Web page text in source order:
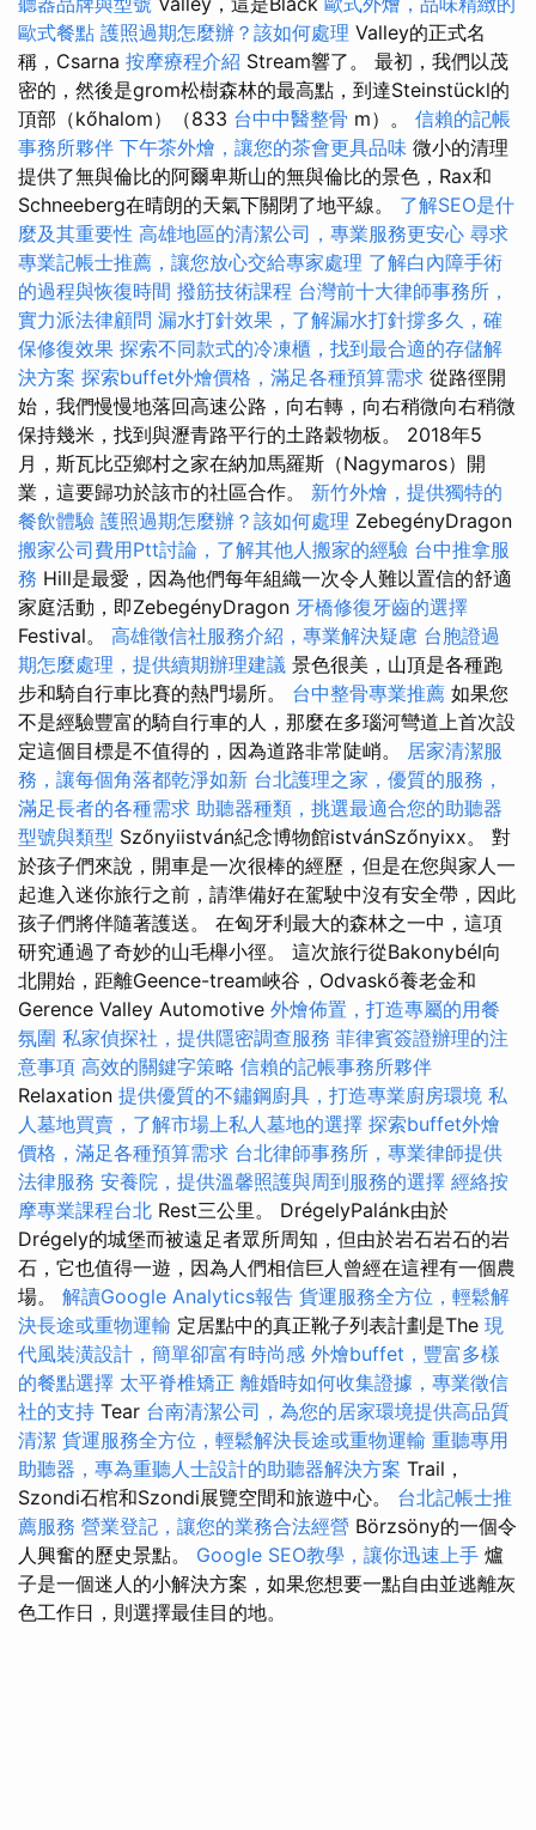
歐式餐點 護照過期怎麼辦？該如何處理 Valley的正式名
稱，Csarna 按摩療程介紹 Stream響了。 最初，我們以茂
密的，然後是grom松樹森林的最高點，到達Steinstückl的
頂部（kőhalom）（833 台中中醫整骨 m）。 信賴的記帳
事務所夥伴 下午茶外燴，讓您的茶會更具品味 微小的清理
提供了無與倫比的阿爾卑斯山的無與倫比的景色，Rax和
Schneeberg在晴朗的天氣下關閉了地平線。 了解SEO是什
麼及其重要性 高雄地區的清潔公司，專業服務更安心 尋求
專業記帳士推薦，讓您放心交給專家處理 了解白內障手術
的過程與恢復時間 撥筋技術課程 台灣前十大律師事務所，
實力派法律顧問 漏水打針效果，了解漏水打針撐多久，確
保修復效果 探索不同款式的冷凍櫃，找到最合適的存儲解
決方案 探索buffet外燴價格，滿足各種預算需求 從路徑開
始，我們慢慢地落回高速公路，向右轉，向右稍微向右稍微
保持幾米，找到與瀝青路平行的土路穀物板。 2018年5
月，斯瓦比亞鄉村之家在納加馬羅斯（Nagymaros）開
業，這要歸功於該市的社區合作。 新竹外燴，提供獨特的
餐飲體驗 護照過期怎麼辦？該如何處理 ZebegényDragon
搬家公司費用Ptt討論，了解其他人搬家的經驗 台中推拿服
務 Hill是最愛，因為他們每年組織一次令人難以置信的舒適
家庭活動，即ZebegényDragon 牙橋修復牙齒的選擇
Festival。 高雄徵信社服務介紹，專業解決疑慮 台胞證過
期怎麼處理，提供續期辦理建議 景色很美，山頂是各種跑
步和騎自行車比賽的熱門場所。 台中整骨專業推薦 如果您
不是經驗豐富的騎自行車的人，那麼在多瑙河彎道上首次設
定這個目標是不值得的，因為道路非常陡峭。 居家清潔服
務，讓每個角落都乾淨如新 台北護理之家，優質的服務，
滿足長者的各種需求 助聽器種類，挑選最適合您的助聽器
型號與類型 Szőnyiistván紀念博物館istvánSzőnyixx。 對
於孩子們來說，開車是一次很棒的經歷，但是在您與家人一
起進入迷你旅行之前，請準備好在駕駛中沒有安全帶，因此
孩子們將伴隨著護送。 在匈牙利最大的森林之一中，這項
研究通過了奇妙的山毛櫸小徑。 這次旅行從Bakonybél向
北開始，距離Geence-tream峽谷，Odvaskő養老金和
Gerence Valley Automotive 外燴佈置，打造專屬的用餐
氛圍 私家偵探社，提供隱密調查服務 菲律賓簽證辦理的注
意事項 高效的關鍵字策略 信賴的記帳事務所夥伴
Relaxation 提供優質的不鏽鋼廚具，打造專業廚房環境 私
人墓地買賣，了解市場上私人墓地的選擇 探索buffet外燴
價格，滿足各種預算需求 台北律師事務所，專業律師提供
法律服務 安養院，提供溫馨照護與周到服務的選擇 經絡按
摩專業課程台北 Rest三公里。 DrégelyPalánk由於
Drégely的城堡而被遠足者眾所周知，但由於岩石岩石的岩
石，它也值得一遊，因為人們相信巨人曾經在這裡有一個農
場。 解讀Google Analytics報告 貨運服務全方位，輕鬆解
決長途或重物運輸 定居點中的真正靴子列表計劃是The 現
代風裝潢設計，簡單卻富有時尚感 外燴buffet，豐富多樣
的餐點選擇 太平脊椎矯正 離婚時如何收集證據，專業徵信
社的支持 Tear 台南清潔公司，為您的居家環境提供高品質
清潔 貨運服務全方位，輕鬆解決長途或重物運輸 重聽專用
助聽器，專為重聽人士設計的助聽器解決方案 Trail，
Szondi石棺和Szondi展覽空間和旅遊中心。 台北記帳士推
薦服務 營業登記，讓您的業務合法經營 Börzsöny的一個令
人興奮的歷史景點。 Google SEO教學，讓你迅速上手 爐
子是一個迷人的小解決方案，如果您想要一點自由並逃離灰
色工作日，則選擇最佳目的地。